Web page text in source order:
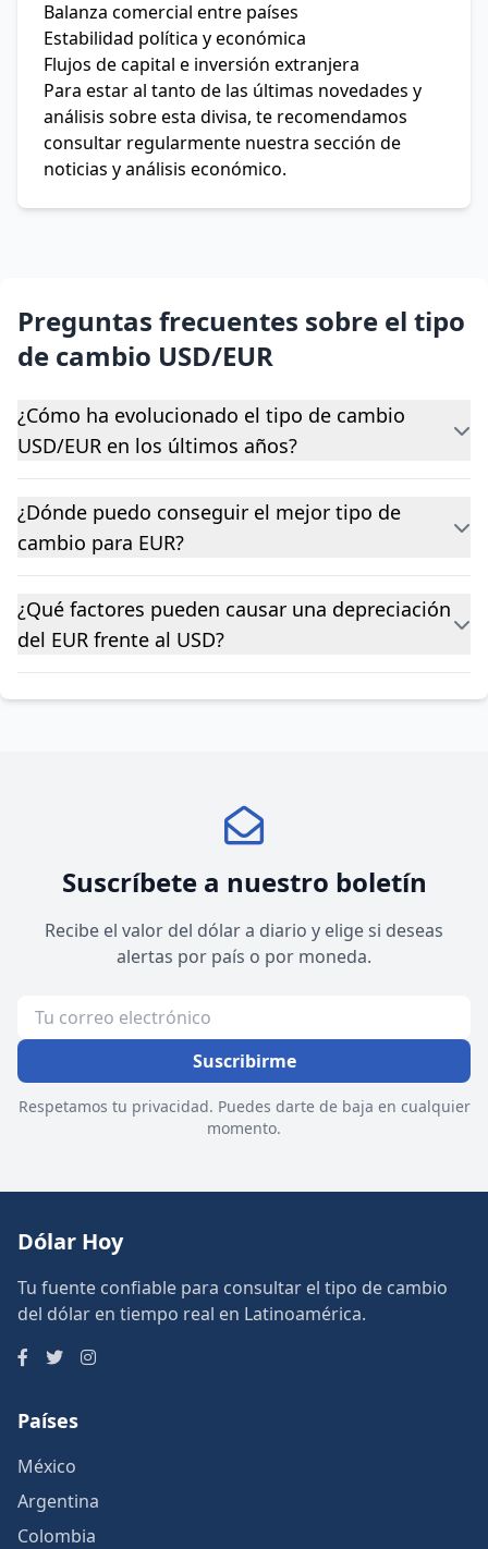
Balanza comercial entre países
Estabilidad política y económica
Flujos de capital e inversión extranjera
Para estar al tanto de las últimas novedades y
análisis sobre esta divisa, te recomendamos
consultar regularmente nuestra sección de
noticias y análisis económico.
Preguntas frecuentes sobre el tipo
de cambio USD/EUR
¿Cómo ha evolucionado el tipo de cambio
USD/EUR en los últimos años?
¿Dónde puedo conseguir el mejor tipo de
cambio para EUR?
¿Qué factores pueden causar una depreciación
del EUR frente al USD?
Suscríbete a nuestro boletín
Recibe el valor del dólar a diario y elige si deseas
alertas por país o por moneda.
Suscribirme
Respetamos tu privacidad. Puedes darte de baja en cualquier
momento.
Dólar Hoy
Tu fuente confiable para consultar el tipo de cambio
del dólar en tiempo real en Latinoamérica.
Países
México
Argentina
Colombia